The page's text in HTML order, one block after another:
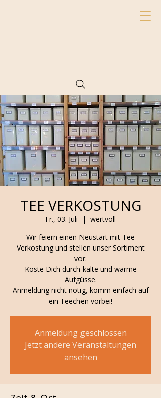
TEE VERKOSTUNG
Fr., 03. Juli
  |
wertvoll
Wir feiern einen Neustart mit Tee
Verkostung und stellen unser Sortiment
vor.
Koste Dich durch kalte und warme
Aufgüsse.
Anmeldung nicht nötig, komm einfach auf
ein Teechen vorbei!
Anmeldung geschlossen
Jetzt andere Veranstaltungen
ansehen